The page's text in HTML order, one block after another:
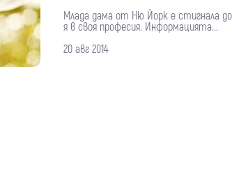
Млада дама от Ню Йорк е стигнала
я в своя професия. Информацията...
20 авг 2014